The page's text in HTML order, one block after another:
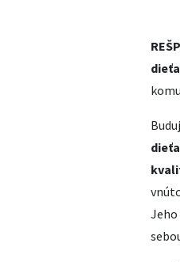
Jeho